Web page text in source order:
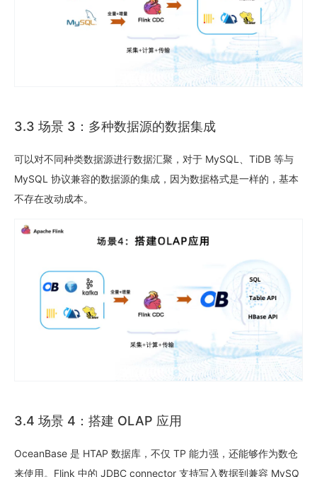
3.3 场景 3：多种数据源的数据集成
可以对不同种类数据源进行数据汇聚，对于 MySQL、TiDB 等与
MySQL 协议兼容的数据源的集成，因为数据格式是一样的，基本
不存在改动成本。
3.4 场景 4：搭建 OLAP 应用
OceanBase 是 HTAP 数据库，不仅 TP 能力强，还能够作为数仓
来使用。Flink 中的 JDBC connector 支持写入数据到兼容 MySQ